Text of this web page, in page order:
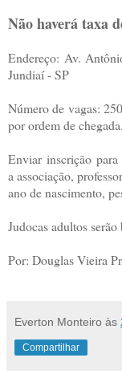
Não haverá taxa
Endereço: Av.
Jundiaí - SP
Número de vagas:
por ordem de chegada.
Enviar inscrição
a associação,
ano de nascimento,
Judocas adultos
Por: Douglas Vieira
Everton Monteiro às
Compartilhar